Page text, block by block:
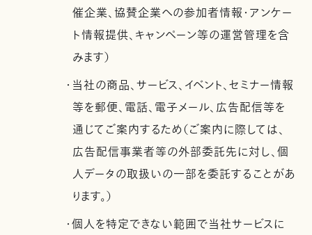
催企業、協賛企業への参加者情報・アンケー
ト情報提供、キャンペーン等の運営管理を含
みます）
・当社の商品、サービス、イベント、セミナー情報
等を郵便、電話、電子メール、広告配信等を
通じてご案内するため（ご案内に際しては、
広告配信事業者等の外部委託先に対し、個
人データの取扱いの一部を委託することがあ
ります。）
・個人を特定できない範囲で当社サービスに